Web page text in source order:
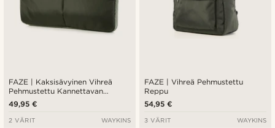
FAZE | Kaksisävyinen Vihreä
Pehmustettu Kannettavan
Tietokoneen Suojakotelo
49,95 €
2 VÄRIT WAYKINS
FAZE | Vihreä Pehmustettu
Reppu
54,95 €
3 VÄRIT WAYKINS